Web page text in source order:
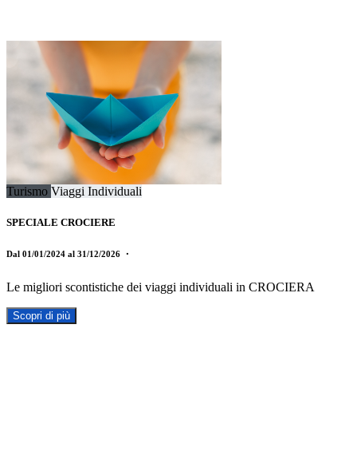
Turismo Viaggi Individuali
SPECIALE CROCIERE
Dal 01/01/2024 al 31/12/2026 ・
Le migliori scontistiche dei viaggi individuali in CROCIERA
Scopri di più